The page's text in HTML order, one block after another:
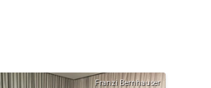
Franzi Bernhauser